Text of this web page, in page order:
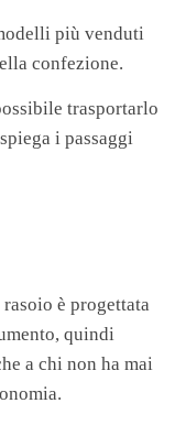
più venduti
confezione.
trasportarlo
i passaggi
è progettata
quindi
a chi non ha mai